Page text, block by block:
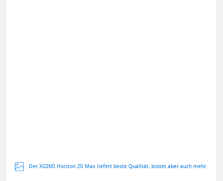
Der XGIMI Horizon 20 Max liefert beste Qualität, kostet aber auch mehr.